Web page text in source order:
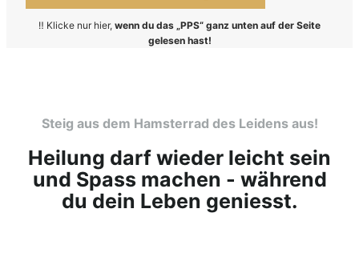
‼️ Klicke nur hier, wenn du das „PPS“ ganz unten auf der Seite
gelesen hast!
Steig aus dem Hamsterrad des Leidens aus!
Heilung darf wieder leicht sein
und Spass machen - während
du dein Leben geniesst.